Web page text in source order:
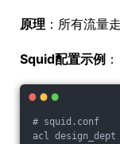
原理 ：所有流量
Squid配置示例 ：
# squid.conf
acl